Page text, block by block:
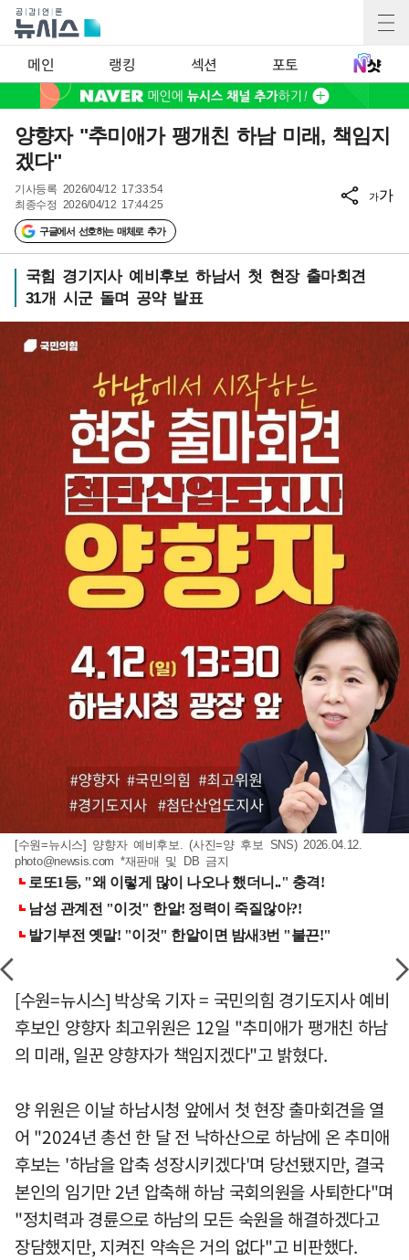
메인 랭킹 섹션 포토
양향자 "추미애가 팽개친 하남 미래, 책임지
겠다"
기사등록 2026/04/12 17:33:54
최종수정 2026/04/12 17:44:25
구글에서 선호하는 매체로 추가
가가
국힘 경기지사 예비후보 하남서 첫 현장 출마회견
31개 시군 돌며 공약 발표
[수원=뉴시스] 양향자 예비후보. (사진=양 후보 SNS) 2026.04.12.
photo@newsis.com *재판매 및 DB 금지
[수원=뉴시스] 박상욱 기자 = 국민의힘 경기도지사 예비
후보인 양향자 최고위원은 12일 "추미애가 팽개친 하남
의 미래, 일꾼 양향자가 책임지겠다"고 밝혔다.
양 위원은 이날 하남시청 앞에서 첫 현장 출마회견을 열
어 "2024년 총선 한 달 전 낙하산으로 하남에 온 추미애
후보는 '하남을 압축 성장시키겠다'며 당선됐지만, 결국
본인의 임기만 2년 압축해 하남 국회의원을 사퇴한다"며
"정치력과 경륜으로 하남의 모든 숙원을 해결하겠다고
장담했지만, 지켜진 약속은 거의 없다"고 비판했다.